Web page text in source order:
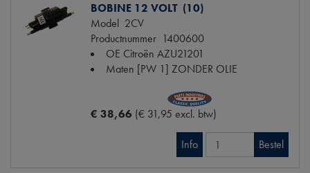
BOBINE 12 VOLT (10)
Model 2CV
Productnummer 1400600
OE Citroën AZU21201
Maten [PW 1] ZONDER OLIE
€ 38,66 (€ 31,95 excl. btw)
Info Bestel